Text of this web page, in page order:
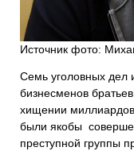
Источник фото:
Семь уголовных дел
бизнесменов
хищении
были якобы
преступной группы